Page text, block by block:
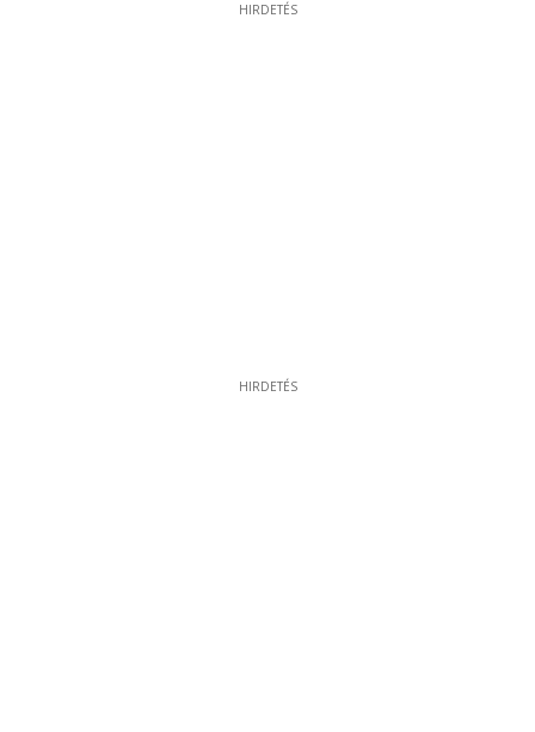
HIRDETÉS
HIRDETÉS